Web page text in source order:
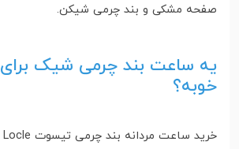
صفحه مشکی و بند چرمی شیکن.
یه ساعت بند چرمی شیک
خوبه؟